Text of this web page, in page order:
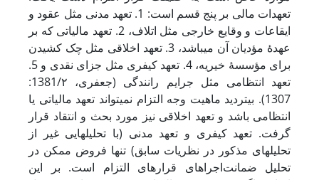
تعهدات مالی بر پنج قسم است: 1. تعهد مدنی مثل عقود و
ایقاعات و وقایع خارجی مثل اتلاف، 2. تعهد مالیاتی که بر
عهدۀ مؤدیان آن می‏باشد، 3. تعهد اخلاقی مثل چک کشیدن
برای مؤسسۀ خیریه، 4. تعهد کیفری مثل جزای نقدی و 5.
تعهد انتظامی مثل جرایم رانندگی (جعفری، 1381/۲:
1307). بی‏تردید ماهیت وجه التزام نمی‏تواند تعهد مالیاتی یا
انتظامی باشد و تعهد اخلاقی نیز مورد بحث و انتقاد قرار
گرفت. تعهد کیفری و تعهد مدنی (با تحلیل‏هایی غیر از
تحلیل‏های مذکور در نظریات سابق) تنها فروض ممکن در
تحلیل ضمانت‌اجراهای قرارهای التزام است. بر این